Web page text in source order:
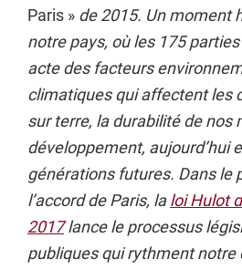
Paris » de 2015. Un moment
notre pays, où les 175
acte des facteurs
climatiques qui affectent les
sur terre, la durabilité de nos
développement, aujourd’hui
générations futures. Dans le
l’accord de Paris, laloi Hulot
2017lance le processus
publiques qui rythment notre